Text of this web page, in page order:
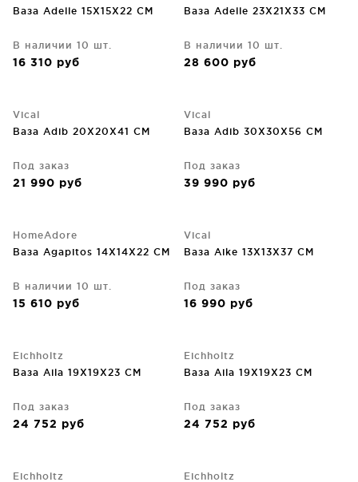
Ваза Adelle 15X15X22 CM
В наличии 10 шт.
16 310 руб
Ваза Adelle 23X21X33 CM
В наличии 10 шт.
28 600 руб
Vical
Ваза Adib 20X20X41 CM
Под заказ
21 990 руб
Vical
Ваза Adib 30X30X56 CM
Под заказ
39 990 руб
HomeAdore
Ваза Agapitos 14X14X22 CM
В наличии 10 шт.
15 610 руб
Vical
Ваза Aike 13X13X37 CM
Под заказ
16 990 руб
Eichholtz
Ваза Aila 19X19X23 CM
Под заказ
24 752 руб
Eichholtz
Ваза Aila 19X19X23 CM
Под заказ
24 752 руб
Eichholtz
Eichholtz